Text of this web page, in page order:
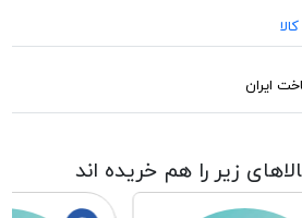
ایران
زیر را هم خریده اند